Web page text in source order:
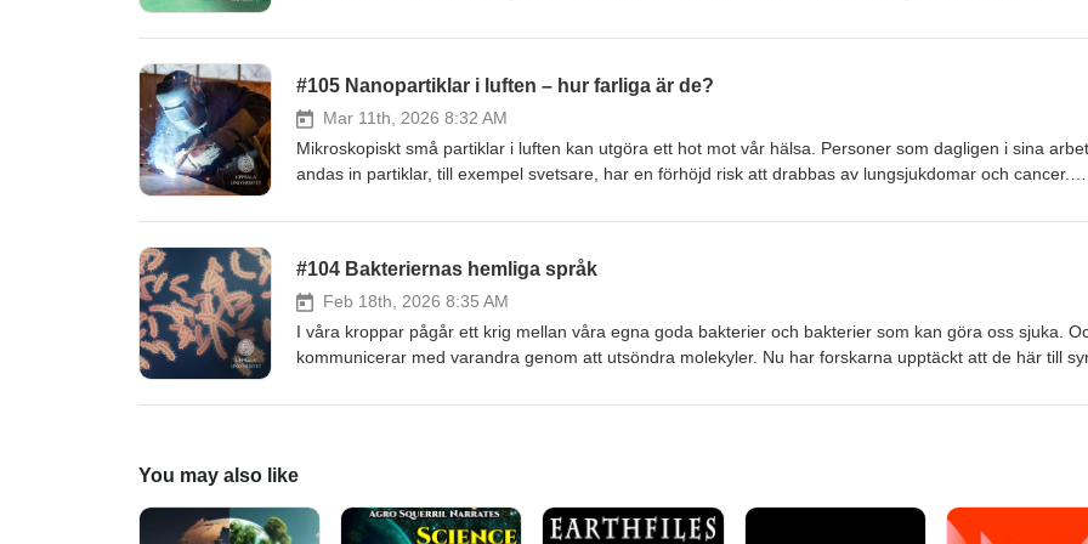
forskare i nationalekonomi. Läs en transkribering av avsnittet.
#105 Nanopartiklar i luften – hur farliga är de?
Mar 11th, 2026 8:32 AM
Mikroskopiskt små partiklar i luften kan utgöra ett hot mot vår hälsa. Personer som dagligen i sina
andas in partiklar, till exempel svetsare, har en förhöjd risk att drabbas av lungsjukdomar och cancer.
med renare luft. Hon hoppas också att hennes kunskap om hur lungorna tar upp nanopartiklar ska
#104 Bakteriernas hemliga språk
Feb 18th, 2026 8:35 AM
I våra kroppar pågår ett krig mellan våra egna goda bakterier och bakterier som kan göra oss sjuka.
kommunicerar med varandra genom att utsöndra molekyler. Nu har forskarna upptäckt att de här till
närmaste. Hör Sanna Koskiniemi berätta om vad bakterierna säger till varandra och hur kunskapen
You may also like